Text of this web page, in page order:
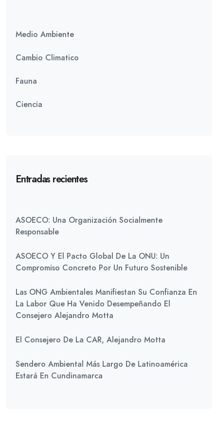
Medio Ambiente
Cambio Climatico
Fauna
Ciencia
Entradas recientes
ASOECO: Una Organización Socialmente
Responsable
ASOECO Y El Pacto Global De La ONU: Un
Compromiso Concreto Por Un Futuro Sostenible
Las ONG Ambientales Manifiestan Su Confianza En
La Labor Que Ha Venido Desempeñando El
Consejero Alejandro Motta
El Consejero De La CAR, Alejandro Motta
Sendero Ambiental Más Largo De Latinoamérica
Estará En Cundinamarca